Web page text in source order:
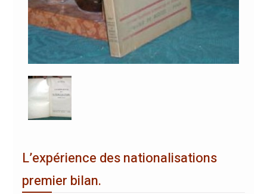
L’expérience des nationalisations
premier bilan.